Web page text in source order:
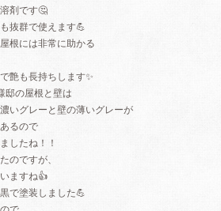
剤です🤔
抜群で使えます💪
根には非常に助かる
艶も長持ちします✨
邸の屋根と壁は
いグレーと壁の薄いグレーが
るので
したね！！
のですが、
ますね👍
で塗装しました💪